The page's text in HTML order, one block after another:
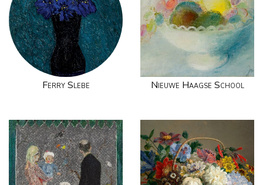
Ferry Slebe Nieuwe Haagse School